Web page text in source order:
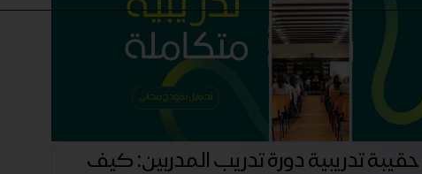
حقيبة تدريبية دورة تدريب المدربين: كيف